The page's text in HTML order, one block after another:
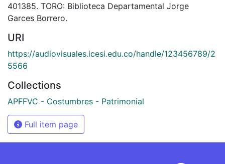
401385. TORO: Biblioteca Departamental Jorge
Garces Borrero.
URI
https://audiovisuales.icesi.edu.co/handle/123456789/2
5566
Collections
APFFVC - Costumbres - Patrimonial
Full item page